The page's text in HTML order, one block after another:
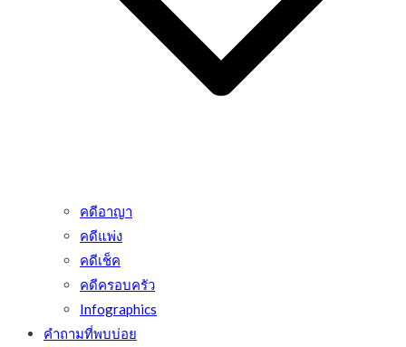
คดีอาญา
คดีแพ่ง
คดีเช็ค
คดีครอบครัว
Infographics
คำถามที่พบบ่อย